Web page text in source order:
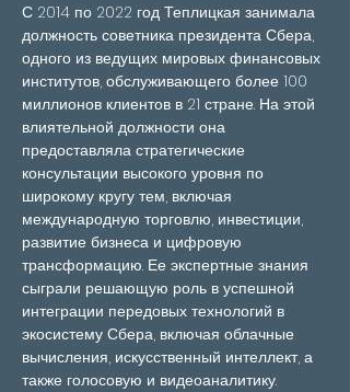
С 2014 по 2022 год Теплицкая занимала
должность советника президента Сбера,
одного из ведущих мировых финансовых
институтов, обслуживающего более 100
миллионов клиентов в 21 стране. На этой
влиятельной должности она
предоставляла стратегические
консультации высокого уровня по
широкому кругу тем, включая
международную торговлю, инвестиции,
развитие бизнеса и цифровую
трансформацию. Ее экспертные знания
сыграли решающую роль в успешной
интеграции передовых технологий в
экосистему Сбера, включая облачные
вычисления, искусственный интеллект, а
также голосовую и видеоаналитику.